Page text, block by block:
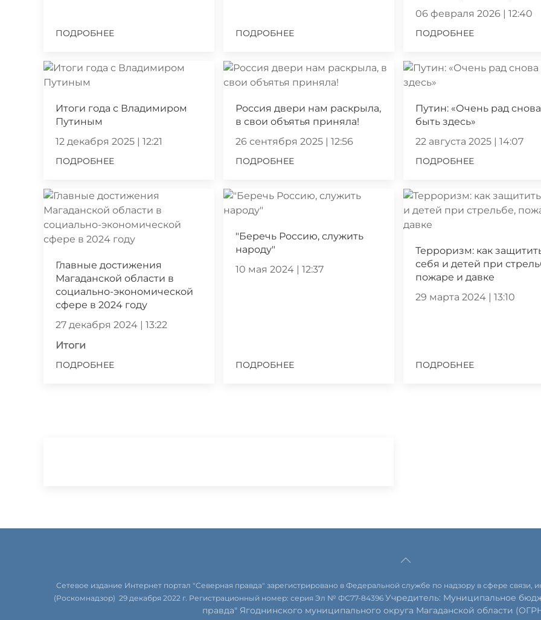
ПОДРОБНЕЕ ПОДРОБНЕЕ
06 февраля 2026 | 12:40
ПОДРОБНЕЕ
Итоги года с Владимиром
Путиным
12 декабря 2025 | 12:21
ПОДРОБНЕЕ
Россия двери нам раскрыла,
в свои объятья приняла!
26 сентября 2025 | 12:56
ПОДРОБНЕЕ
Путин: «Очень рад снова
быть здесь»
22 августа 2025 | 14:07
ПОДРОБНЕЕ
Главные достижения
Магаданской области в
социально-экономической
сфере в 2024 году
27 декабря 2024 | 13:22
Итоги
ПОДРОБНЕЕ
"Беречь Россию, служить
народу"
10 мая 2024 | 12:37
ПОДРОБНЕЕ
Терроризм: как
себя и детей при
пожаре и давке
29 марта 2024 | 13:10
ПОДРОБНЕЕ
Сетевое издание Интернет портал "Северная правда" зарегистрировано в Федеральной службе по надзору в сфере
(Роскомнадзор) 29 декабря 2022 г. Регистрационный номер: серия Эл № ФС77-84396 Учредитель: Муниципальное
правда" Ягоднинского муниципального округа Магаданской области (ОГРН